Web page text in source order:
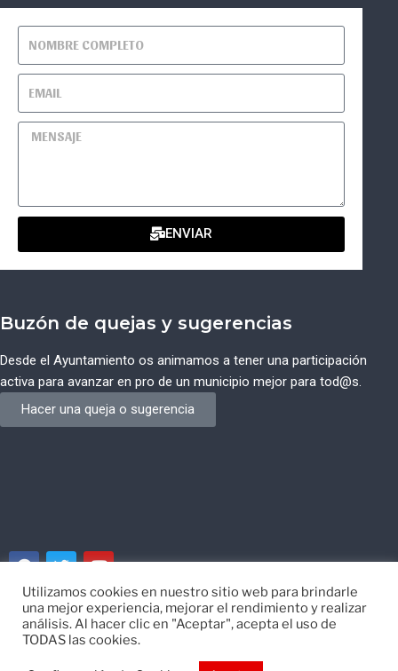
ENVIAR
Buzón de quejas y sugerencias
Desde el Ayuntamiento os animamos a tener una participación
activa para avanzar en pro de un municipio mejor para tod@s.
Hacer una queja o sugerencia
© Ayuntamiento de Campos del Río de Murcia
Utilizamos cookies en nuestro sitio web para brindarle
una mejor experiencia, mejorar el rendimiento y realizar
análisis. Al hacer clic en "Aceptar", acepta el uso de
TODAS las cookies.